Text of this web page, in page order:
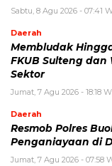
Sabtu, 8 Agu 2026 - 07:41
Daerah
Membludak
FKUB Sulteng dan
Sektor
Jumat, 7 Agu 2026 - 18:18
Daerah
Resmob Polres
Penganiayaan di
Jumat, 7 Agu 2026 - 07:58